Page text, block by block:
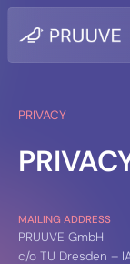
PRIVACY
MAILING ADDRESS
PRUUVE GmbH
c/o TU Dresden –